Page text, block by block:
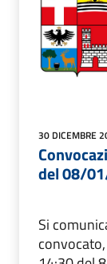
30 DICEMBRE
del 08/
Si